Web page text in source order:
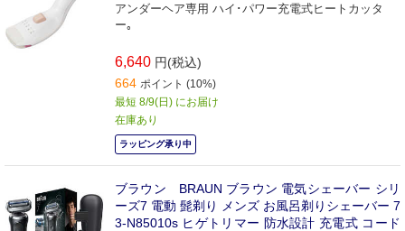
アンダーヘア専用 ハイ･パワー充電式ヒートカッタ
ー｡
6,640 円(税込)
664 ポイント (10%)
最短 8/9(日) にお届け
在庫あり
ラッピング承り中
ブラウン BRAUN ブラウン 電気シェーバー シリ
ーズ7 電動 髭剃り メンズ お風呂剃りシェーバー 7
3-N85010s ヒゲトリマー 防水設計 充電式 コード